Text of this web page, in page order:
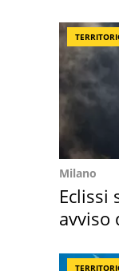
Milano
Eclissi
avviso